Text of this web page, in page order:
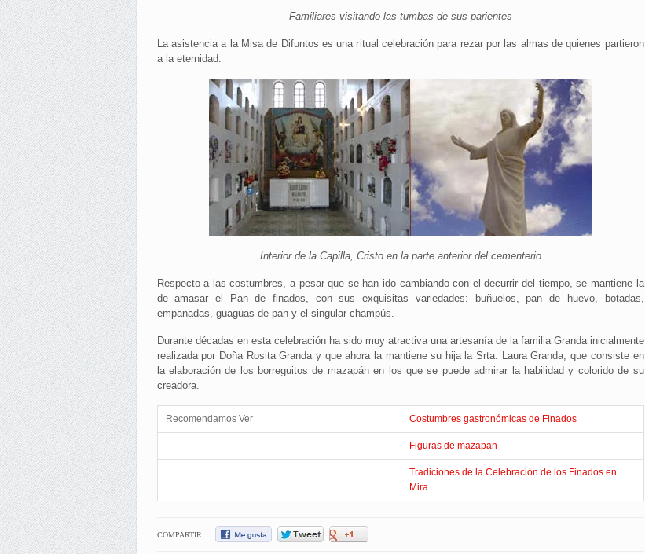
Familiares visitando las tumbas de sus parientes
La asistencia a la Misa de Difuntos es una ritual celebración para rezar por las almas de quienes partieron
a la eternidad.
Interior de la Capilla, Cristo en la parte anterior del cementerio
Respecto a las costumbres, a pesar que se han ido cambiando con el decurrir del tiempo, se mantiene la
de amasar el Pan de finados, con sus exquisitas variedades: buñuelos, pan de huevo, botadas,
empanadas, guaguas de pan y el singular champús.
Durante décadas en esta celebración ha sido muy atractiva una artesanía de la familia Granda inicialmente
realizada por Doña Rosita Granda y que ahora la mantiene su hija la Srta. Laura Granda, que consiste en
la elaboración de los borreguitos de mazapán en los que se puede admirar la habilidad y colorido de su
creadora.
Recomendamos Ver Costumbres gastronómicas de Finados
Figuras de mazapan
Tradiciones de la Celebración de los Finados en
Mira
COMPARTIR